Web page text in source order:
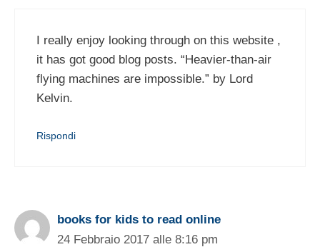
I really enjoy looking through on this website ,
it has got good blog posts. “Heavier-than-air
flying machines are impossible.” by Lord
Kelvin.
Rispondi
books for kids to read online
24 Febbraio 2017 alle 8:16 pm